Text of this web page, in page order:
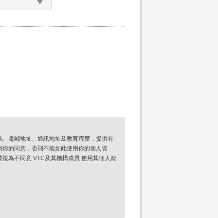
電郵地址、通訊地址及教育程度，提供有
的同意，否則不能如此使用你的個人資
為不同意 VTC及其機構成員 使用其個人資